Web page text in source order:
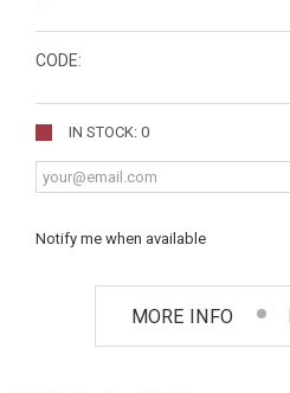
CODE:
IN STOCK: 0
Notify me when available
MORE INFO